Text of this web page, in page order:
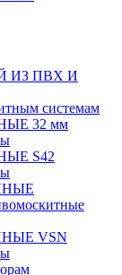
ИЗ ПВХ И
системам
32 мм
S42
VSN